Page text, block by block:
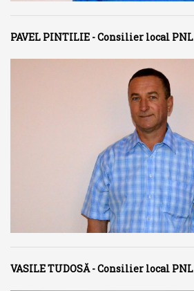
PAVEL PINTILIE - Consilier local PNL
VASILE TUDOSĂ - Consilier local PNL